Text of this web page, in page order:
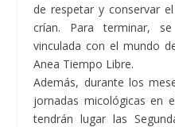
de respetar y conservar
crían. Para terminar,
vinculada con el mundo
Anea Tiempo Libre.
Además, durante los
jornadas micológicas en
tendrán lugar las